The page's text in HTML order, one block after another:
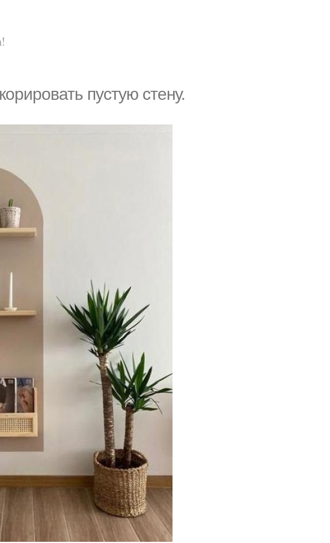
пустую стену.